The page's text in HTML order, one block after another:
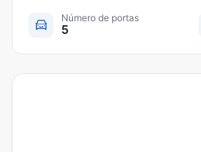
Número de portas
5